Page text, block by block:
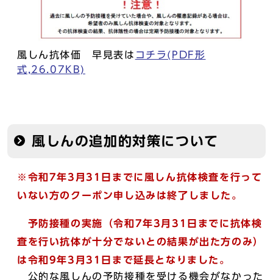
風しん抗体価 早見表は コチラ(PDF形
式,26.07KB)
風しんの追加的対策について
※令和7年3月31日までに風しん抗体検査を行って
いない方のクーポン申し込みは終了しました。
予防接種の実施（令和7年3月31日までに抗体検
査を行い抗体が十分でないとの結果が出た方のみ）
は令和9年3月31日まで延長となりました。
公的な風しんの予防接種を受ける機会がなかった